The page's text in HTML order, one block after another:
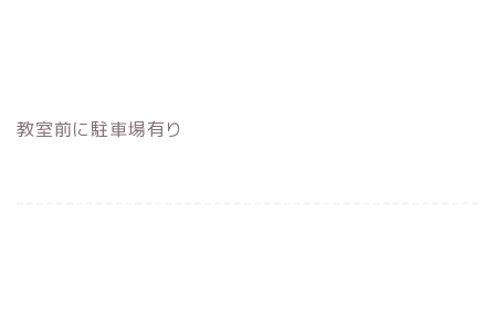
教室前に駐車場有り